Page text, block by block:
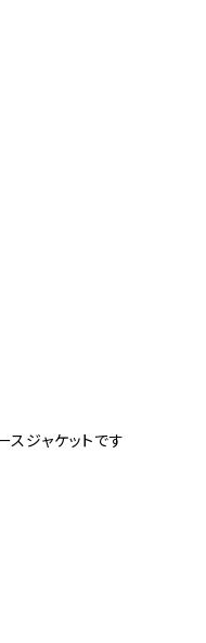
ジャケットです